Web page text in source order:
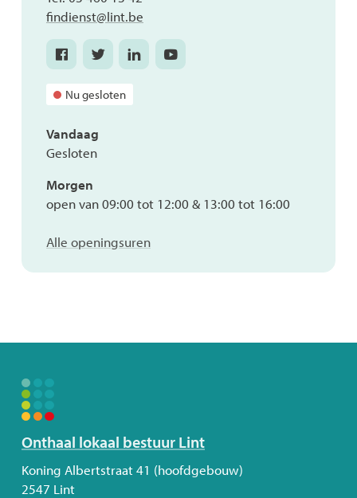
E-
mail
findienst@lint.be
Facebook
Financiële
dienst
Twitter
Financiële
dienst
Linkedin
Financiële
dienst
Youtube
Financiële
Nu gesloten
Vandaag
Gesloten
Morgen
open van09:00 tot 12:00 & 13:00 tot 16:00
Alle openingsurenFinanciële
Volg
ons
Onthaal lokaal bestuur Lint
Adres
Koning Albertstraat 41 (hoofdgebouw)
2547 Lint